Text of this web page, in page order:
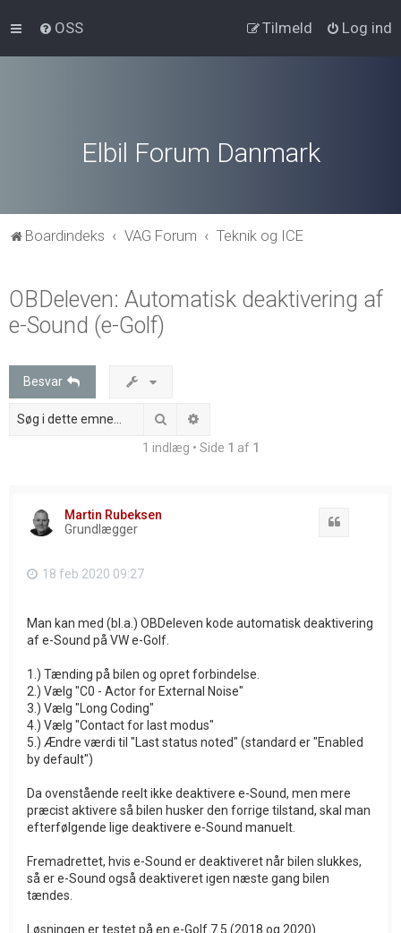
OSS Log ind
Tilmeld
Elbil Forum Danmark
Boardindeks VAG Forum Teknik og ICE
OBDeleven: Automatisk deaktivering af
e-Sound (e-Golf)
Besvar
Søg
1 indlæg • Side 1 af 1
Martin Rubeksen
Grundlægger
18 feb 2020 09:27
Man kan med (bl.a.) OBDeleven kode automatisk deaktivering
af e-Sound på VW e-Golf.
1.) Tænding på bilen og opret forbindelse.
2.) Vælg "C0 - Actor for External Noise"
3.) Vælg "Long Coding"
4.) Vælg "Contact for last modus"
5.) Ændre værdi til "Last status noted" (standard er "Enabled
by default")
Da ovenstående reelt ikke deaktivere e-Sound, men mere
præcist aktivere så bilen husker den forrige tilstand, skal man
efterfølgende lige deaktivere e-Sound manuelt.
Fremadrettet, hvis e-Sound er deaktiveret når bilen slukkes,
så er e-Sound også deaktiveret igen næste gang bilen
tændes.
Løsningen er testet på en e-Golf 7.5 (2018 og 2020)